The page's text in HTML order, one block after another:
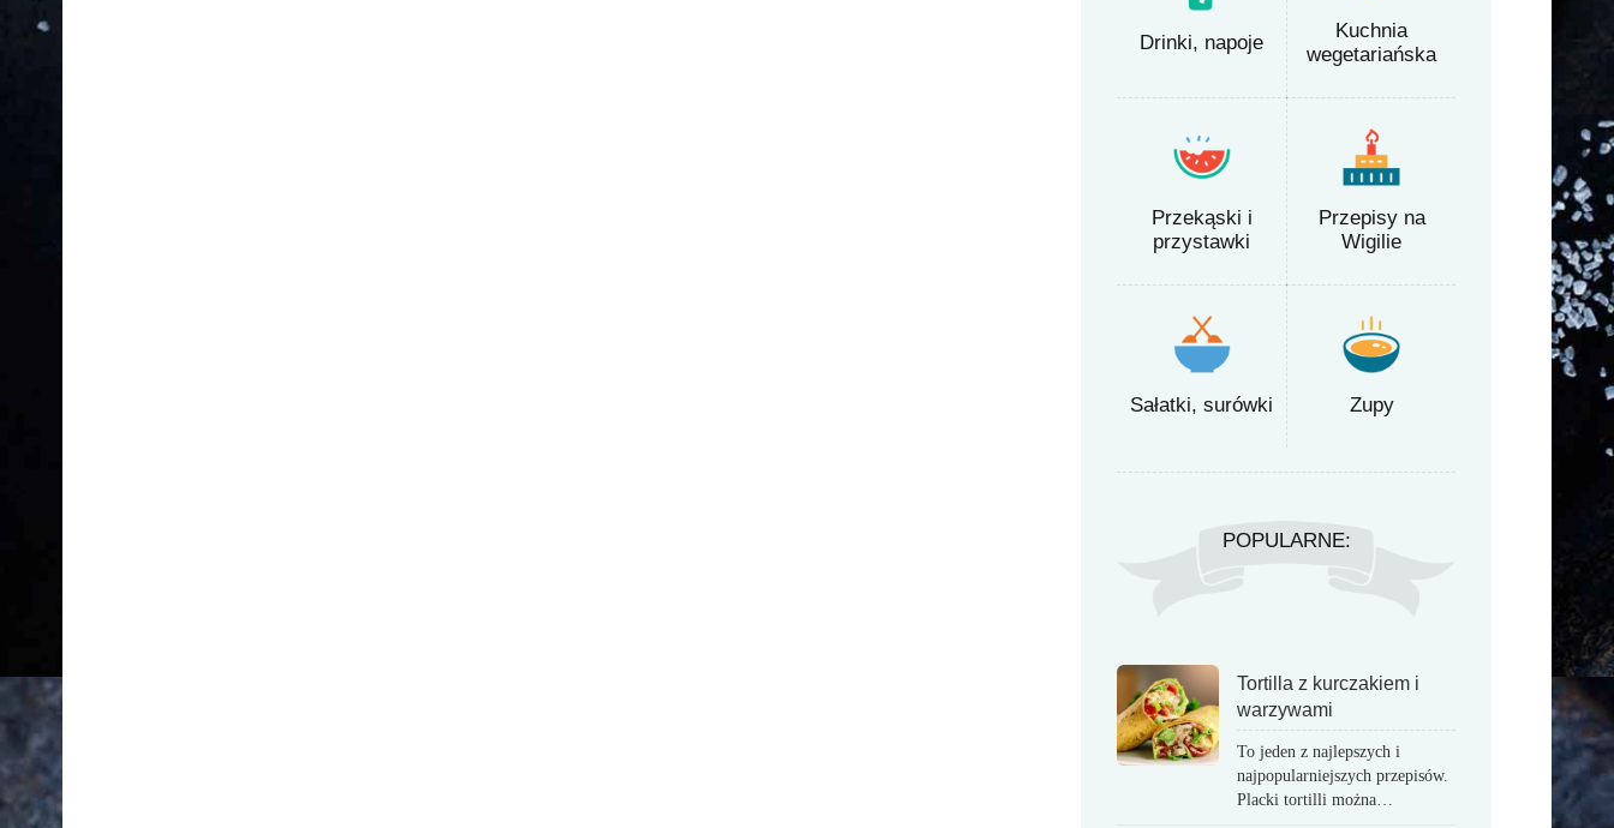
Drinki, napoje
Kuchnia
wegetariańska
Przekąski i
przystawki
Przepisy na
Wigilie
Sałatki, surówki Zupy
POPULARNE:
Tortilla z kurczakiem i
warzywami
To jeden z najlepszych i
najpopularniejszych przepisów.
Placki tortilli można…